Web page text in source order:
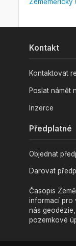
Kontakt
Kontaktovat
Poslat námět
Inzerce
Předplatné
Objednat
Darovat
Časopis
informací pro
nás geodézie,
pozemkové